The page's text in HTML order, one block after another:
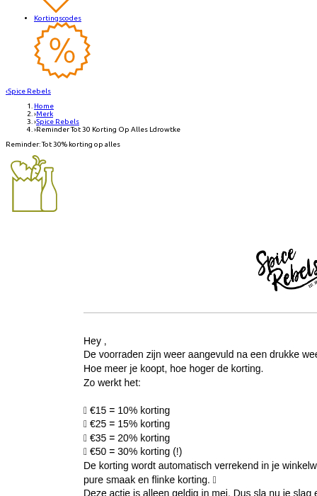
Kortingscodes
‹Spice Rebels
Home
›Merk
›Spice Rebels
›Reminder Tot 30 Korting Op Alles Ldrowtke
Reminder: Tot 30% korting op alles